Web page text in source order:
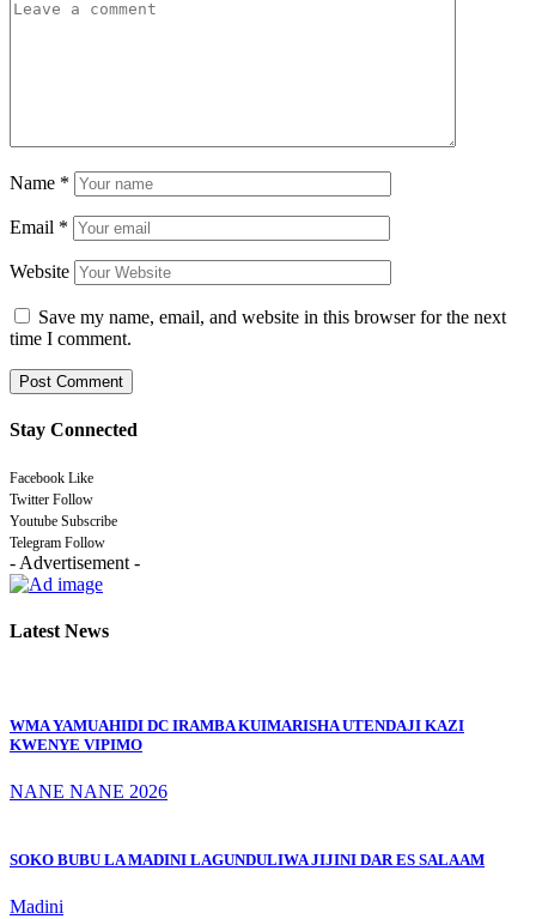
Name *
Email *
Website
Save my name, email, and website in this browser for the next
time I comment.
Stay Connected
Facebook Like
Twitter Follow
Youtube Subscribe
Telegram Follow
- Advertisement -
Latest News
WMA YAMUAHIDI DC IRAMBA KUIMARISHA UTENDAJI KAZI
KWENYE VIPIMO
NANE NANE 2026
SOKO BUBU LA MADINI LAGUNDULIWA JIJINI DAR ES SALAAM
Madini